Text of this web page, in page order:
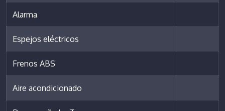
Alarma
Espejos eléctricos
Frenos ABS
Aire acondicionado